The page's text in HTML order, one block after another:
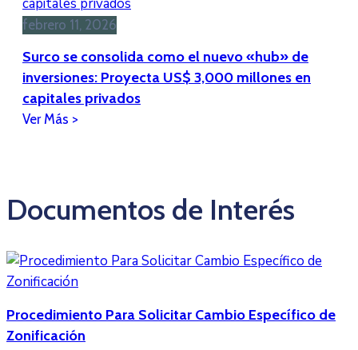
febrero 11, 2026
Surco se consolida como el nuevo «hub» de
inversiones: Proyecta US$ 3,000 millones en
capitales privados
Documentos de Interés
Procedimiento Para Solicitar Cambio Específico de
Zonificación